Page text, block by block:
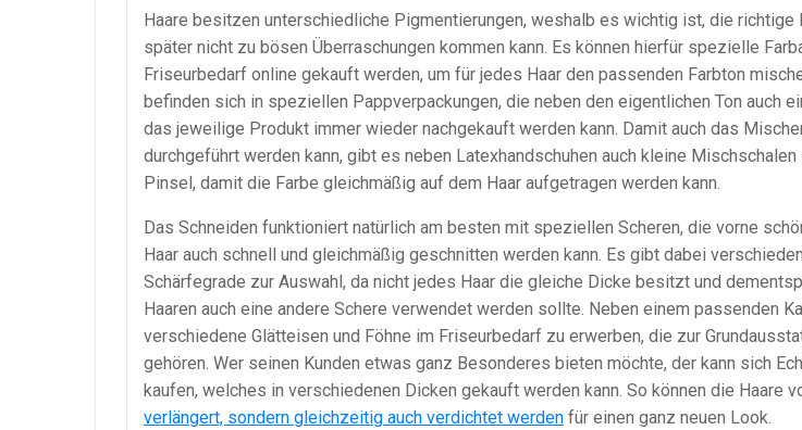
Haare besitzen unterschiedliche Pigmentierungen, weshalb es wichtig ist, die richtige
später nicht zu bösen Überraschungen kommen kann. Es können hierfür spezielle
Friseurbedarf online gekauft werden, um für jedes Haar den passenden Farbton
befinden sich in speziellen Pappverpackungen, die neben den eigentlichen Ton auch
das jeweilige Produkt immer wieder nachgekauft werden kann. Damit auch das
durchgeführt werden kann, gibt es neben Latexhandschuhen auch kleine
Pinsel, damit die Farbe gleichmäßig auf dem Haar aufgetragen werden kann.
Das Schneiden funktioniert natürlich am besten mit speziellen Scheren, die vorne
Haar auch schnell und gleichmäßig geschnitten werden kann. Es gibt dabei
Schärfegrade zur Auswahl, da nicht jedes Haar die gleiche Dicke besitzt und
Haaren auch eine andere Schere verwendet werden sollte. Neben einem passenden
verschiedene Glätteisen und Föhne im Friseurbedarf zu erwerben, die zur
gehören. Wer seinen Kunden etwas ganz Besonderes bieten möchte, der kann sich
kaufen, welches in verschiedenen Dicken gekauft werden kann. So können die Haare
verlängert, sondern gleichzeitig auch verdichtet werden für einen ganz neuen Look.